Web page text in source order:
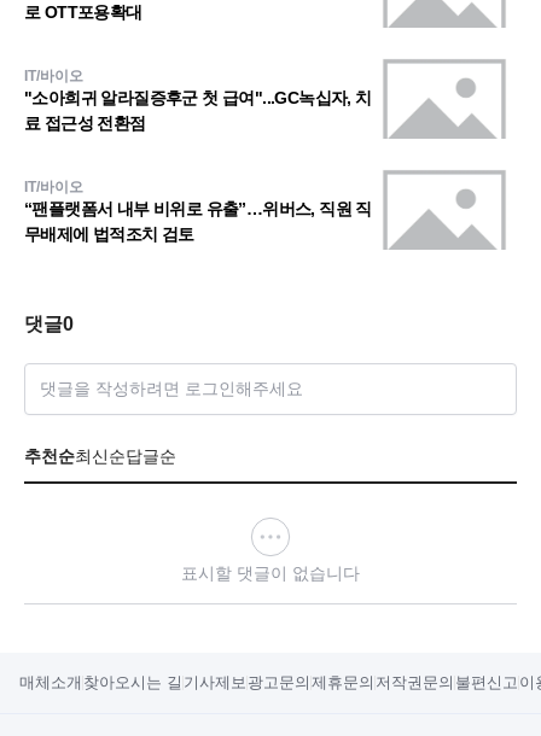
로 OTT포용확대
IT/바이오
"소아희귀 알라질증후군 첫 급여"...GC녹십자, 치
료 접근성 전환점
IT/바이오
“팬플랫폼서 내부 비위로 유출”…위버스, 직원 직
무배제에 법적조치 검토
댓글0
댓글을 작성하려면 로그인해주세요
추천순최신순답글순
표시할 댓글이 없습니다
매체소개 찾아오시는 길 기사제보 광고문의 제휴문의 저작권문의 불편신고 이